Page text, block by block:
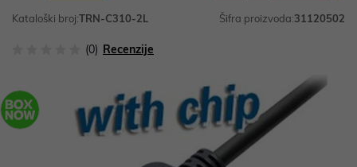
Kataloški broj:TRN-C310-2L Šifra proizvoda:31120502
(0) Recenzije